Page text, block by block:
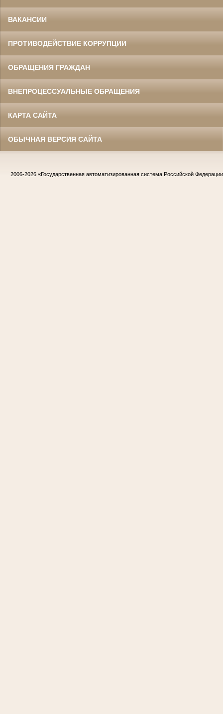
ВАКАНСИИ
ПРОТИВОДЕЙСТВИЕ КОРРУПЦИИ
ОБРАЩЕНИЯ ГРАЖДАН
ВНЕПРОЦЕССУАЛЬНЫЕ ОБРАЩЕНИЯ
КАРТА САЙТА
ОБЫЧНАЯ ВЕРСИЯ САЙТА
2006-2026 «Государственная автоматизированная система Российской